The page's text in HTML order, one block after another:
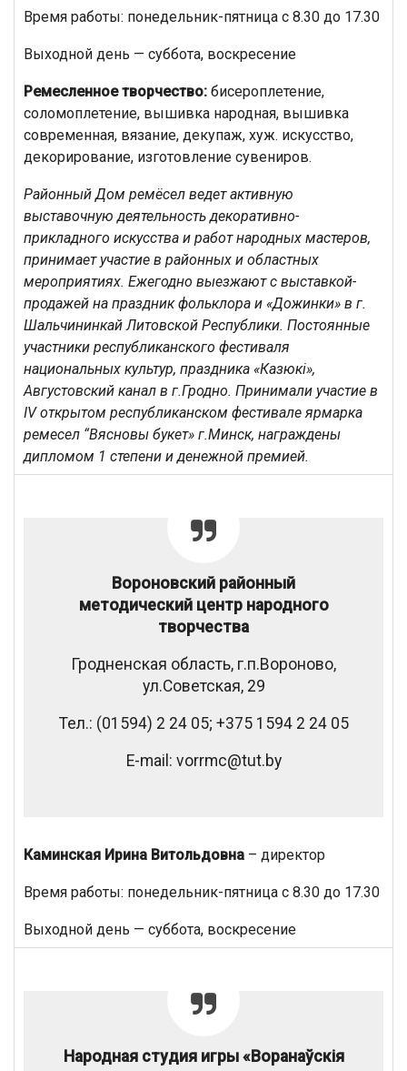
Время работы: понедельник-пятница с 8.30 до 17.30
Выходной день — суббота, воскресение
Ремесленное творчество: бисероплетение,
соломоплетение, вышивка народная, вышивка
современная, вязание, декупаж, хуж. искусство,
декорирование, изготовление сувениров.
Районный Дом ремёсел ведет активную
выставочную деятельность декоративно-
прикладного искусства и работ народных мастеров,
принимает участие в районных и областных
мероприятиях. Ежегодно выезжают с выставкой-
продажей на праздник фольклора и «Дожинки» в г.
Шальчининкай Литовской Республики. Постоянные
участники республиканского фестиваля
национальных культур, праздника «Казюкі»,
Августовский канал в г.Гродно. Принимали участие в
IV открытом республиканском фестивале ярмарка
ремесел “Вясновы букет» г.Минск, награждены
дипломом 1 степени и денежной премией.
Вороновский районный
методический центр народного
творчества
Гродненская область, г.п.Вороново,
ул.Советская, 29
Тел.: (01594) 2 24 05; +375 1594 2 24 05
E-mail: vorrmc@tut.by
Каминская Ирина Витольдовна – директор
Время работы: понедельник-пятница с 8.30 до 17.30
Выходной день — суббота, воскресение
Народная студия игры «Воранаўскія